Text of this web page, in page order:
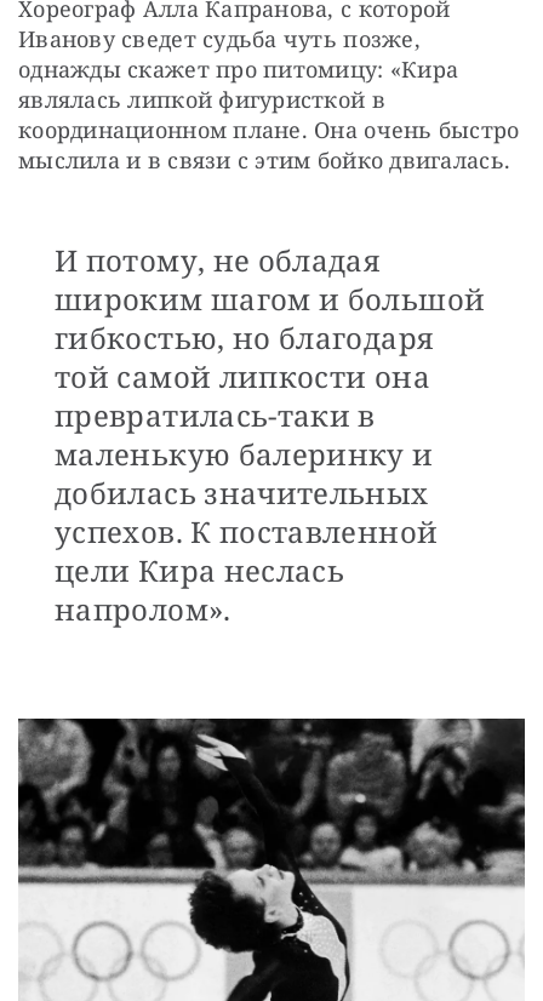
Хореограф Алла Капранова, с которой
Иванову сведет судьба чуть позже,
однажды скажет про питомицу: «Кира
являлась липкой фигуристкой в
координационном плане. Она очень быстро
мыслила и в связи с этим бойко двигалась.
И потому, не обладая
широким шагом и большой
гибкостью, но благодаря
той самой липкости она
превратилась-таки в
маленькую балеринку и
добилась значительных
успехов. К поставленной
цели Кира неслась
напролом».